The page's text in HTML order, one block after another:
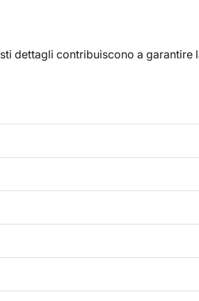
dettagli contribuiscono a